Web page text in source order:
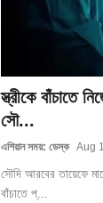
স্ত্রীকে বাঁচাতে
সৌ...
এশিয়ান সময়: ডেস্ক Aug
সৌদি আরবের তায়েফে
বাঁচাতে প্...